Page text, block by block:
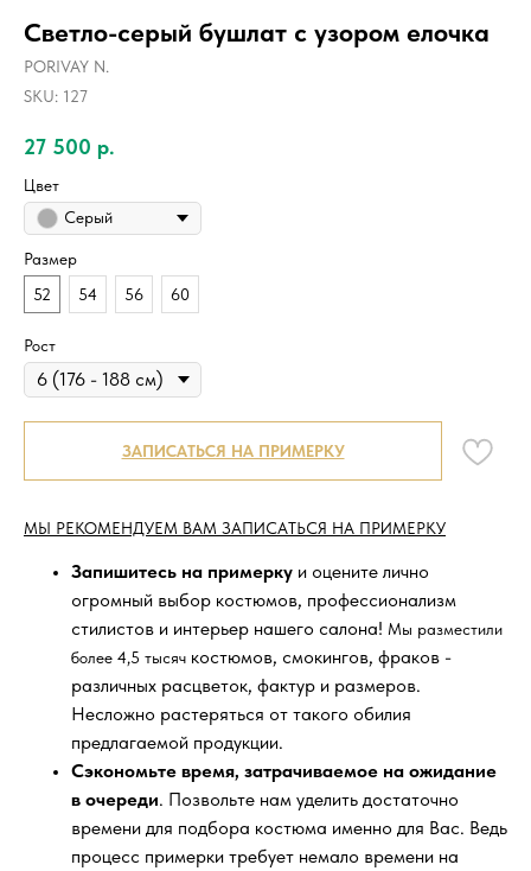
Светло-серый бушлат с узором елочка
PORIVAY N.
SKU: 127
27 500 р.
Цвет
Серый
Размер
52
54 56 60
Рост
ЗАПИСАТЬСЯ НА ПРИМЕРКУ
МЫ РЕКОМЕНДУЕМ ВАМ ЗАПИСАТЬСЯ НА ПРИМЕРКУ
Запишитесь на примерку и оцените лично
огромный выбор костюмов, профессионализм
стилистов и интерьер нашего салона! Мы разместили
более 4,5 тысяч костюмов, смокингов, фраков -
различных расцветок, фактур и размеров.
Несложно растеряться от такого обилия
предлагаемой продукции.
Сэкономьте время, затрачиваемое на ожидание
в очереди. Позвольте нам уделить достаточно
времени для подбора костюма именно для Вас. Ведь
процесс примерки требует немало времени на